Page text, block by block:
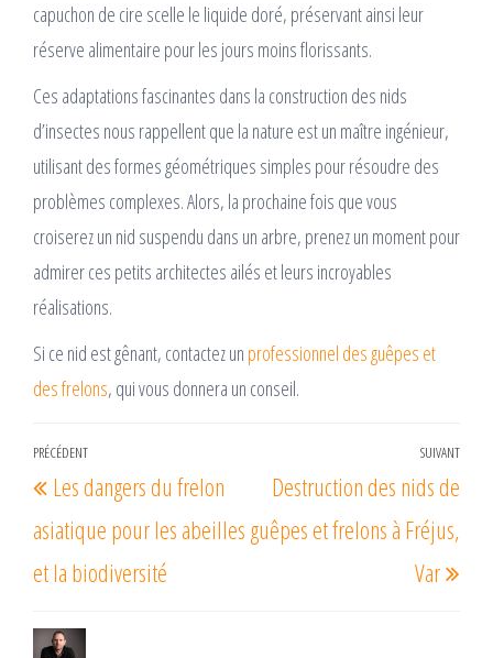
capuchon de cire scelle le liquide doré, préservant ainsi leur
réserve alimentaire pour les jours moins florissants.
Ces adaptations fascinantes dans la construction des nids
d’insectes nous rappellent que la nature est un maître ingénieur,
utilisant des formes géométriques simples pour résoudre des
problèmes complexes. Alors, la prochaine fois que vous
croiserez un nid suspendu dans un arbre, prenez un moment pour
admirer ces petits architectes ailés et leurs incroyables
réalisations.
Si ce nid est gênant, contactez un professionnel des guêpes et
des frelons, qui vous donnera un conseil.
Navigation
de
l’article
Article
précédent
PRÉCÉDENT
Les dangers du frelon
asiatique pour les abeilles
et la biodiversité
SUIVANT
Destruction des nids de
guêpes et frelons à Fréjus,
Var